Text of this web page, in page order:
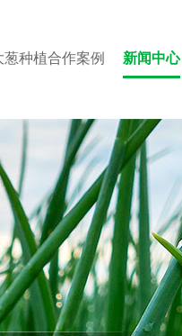
葱种植合作案例 新闻中心